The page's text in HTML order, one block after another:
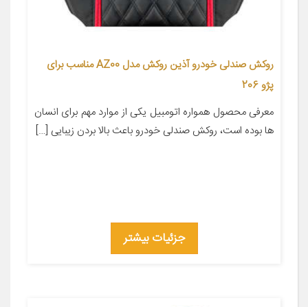
روکش صندلی خودرو آذین روکش مدل AZ00 مناسب برای
پژو 206
معرفی محصول همواره اتومبیل یکی از موارد مهم برای انسان
ها بوده است، روکش صندلی خودرو باعث بالا بردن زیبایی […]
جزئیات بیشتر